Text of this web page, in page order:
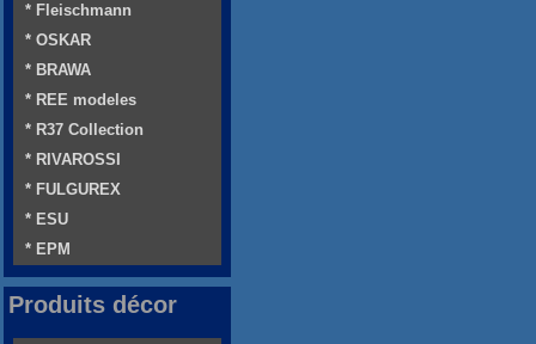
* Fleischmann
* OSKAR
* BRAWA
* REE modeles
* R37 Collection
* RIVAROSSI
* FULGUREX
* ESU
* EPM
Produits décor